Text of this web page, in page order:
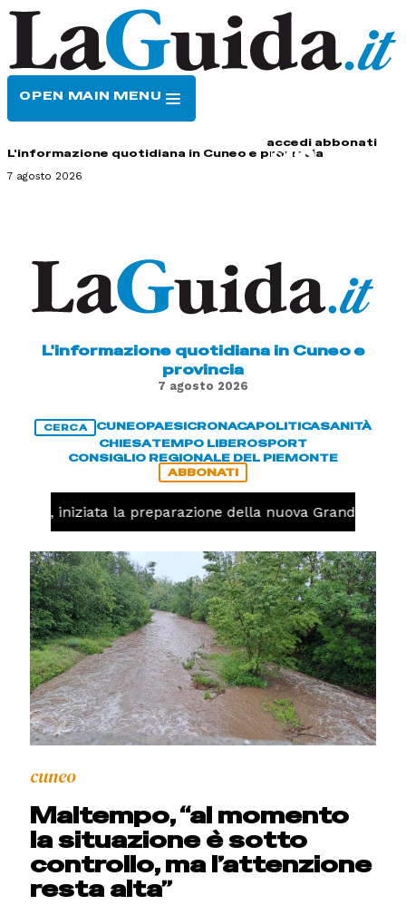
OPEN MAIN MENU
accedi abbonati
L'informazione quotidiana in Cuneo e provincia
7 agosto 2026
L'informazione quotidiana in Cuneo e
provincia
7 agosto 2026
CERCA CUNEOPAESICRONACAPOLITICASANITÀ
CHIESATEMPO LIBEROSPORT
CONSIGLIO REGIONALE DEL PIEMONTE
ABBONATI
iniziata la preparazione della nuova Granda Volley
cuneo
Maltempo, “al momento
la situazione è sotto
controllo, ma l’attenzione
resta alta”